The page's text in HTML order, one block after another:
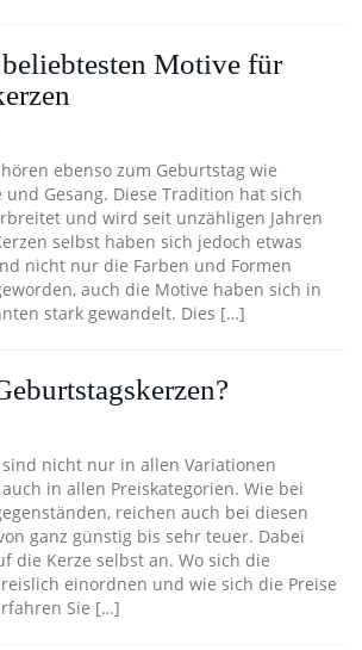
Motive für
ebenso zum Geburtstag wie
und Gesang. Diese Tradition hat sich
und wird seit unzähligen Jahren
selbst haben sich jedoch etwas
nicht nur die Farben und Formen
auch die Motive haben sich in
stark gewandelt. Dies […]
nicht nur in allen Variationen
in allen Preiskategorien. Wie bei
reichen auch bei diesen
ganz günstig bis sehr teuer. Dabei
die Kerze selbst an. Wo sich die
einordnen und wie sich die Preise
Sie […]